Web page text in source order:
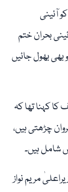
آئینی
بحران ختم
بھی بھول جائیں
کا کہنا تھا کہ
چڑھتی ہیں،
شامل ہیں۔
مریم نواز